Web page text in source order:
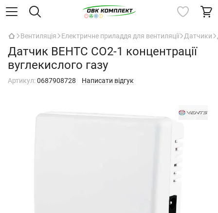
Вентиляція Електричне приладдя для вентиляції Датчики
Датчик ВЕНТС СО2-1 концентрації
вуглекислого газу
Артикул:0687908728 Написати відгук